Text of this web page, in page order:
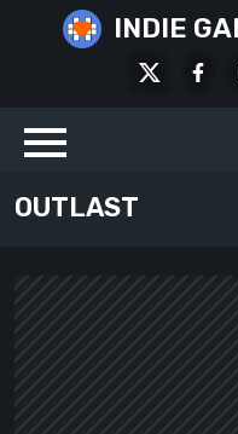
INDIE
OUTLAST